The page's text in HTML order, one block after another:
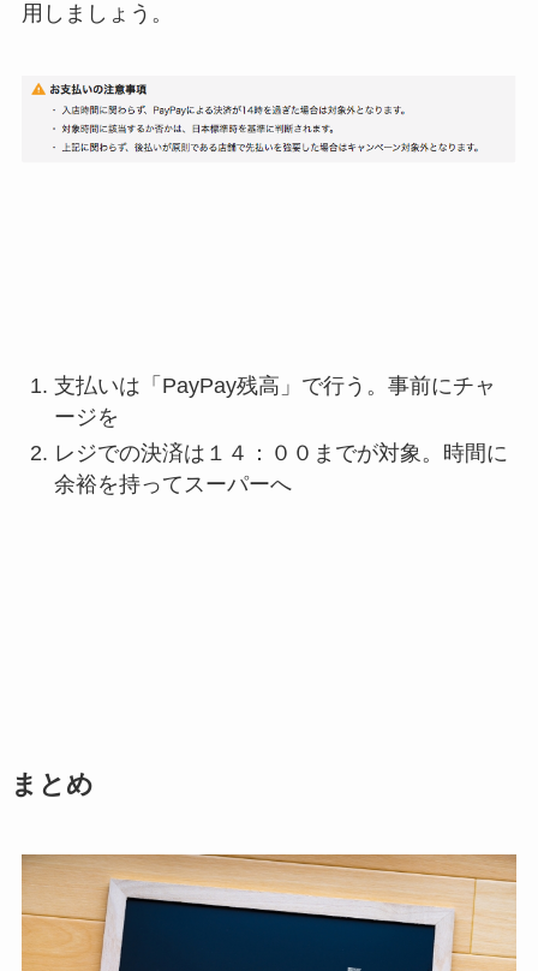
用しましょう。
支払いは「PayPay残高」で行う。事前にチャ
ージを
レジでの決済は１４：００までが対象。時間に
余裕を持ってスーパーへ
まとめ